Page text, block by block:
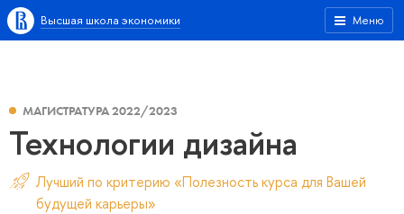
Меню
Высшая школа экономики
МАГИСТРАТУРА 2022/2023
Технологии дизайна
Лучший по критерию «Полезность курса для Вашей
будущей карьеры»